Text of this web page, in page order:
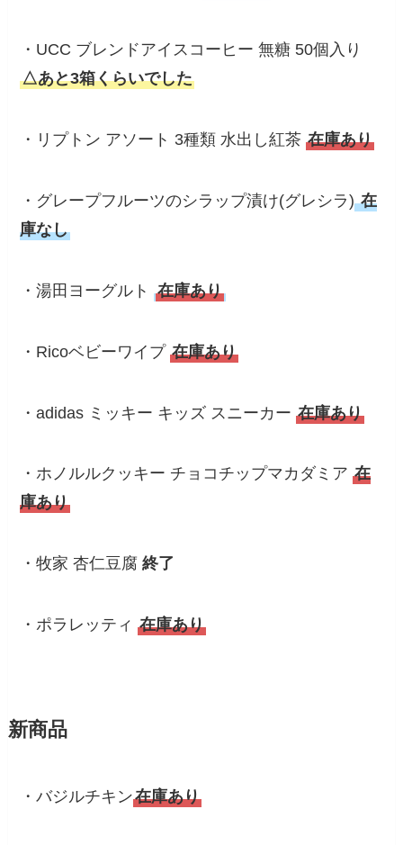
・UCC ブレンドアイスコーヒー 無糖 50個入り
△あと3箱くらいでした
・リプトン アソート 3種類 水出し紅茶在庫あり
・グレープフルーツのシラップ漬け(グレシラ)在
庫なし
・湯田ヨーグルト 在庫あり
・Ricoベビーワイプ在庫あり
・adidas ミッキー キッズ スニーカー在庫あり
・ホノルルクッキー チョコチップマカダミア在
庫あり
・牧家 杏仁豆腐終了
・ポラレッティ在庫あり
新商品
・バジルチキン在庫あり